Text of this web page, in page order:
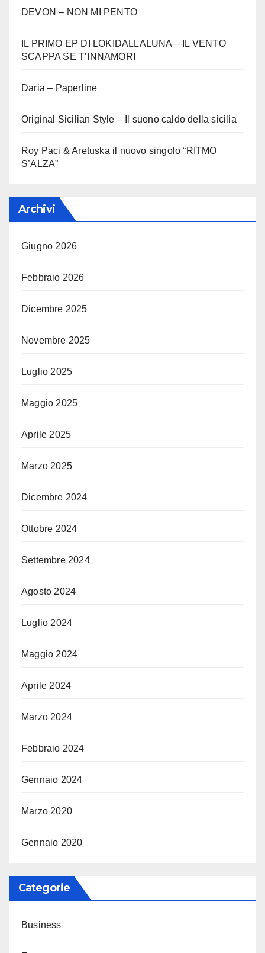
DEVON – NON MI PENTO
IL PRIMO EP DI LOKIDALLALUNA – IL VENTO
SCAPPA SE T’INNAMORI
Daria – Paperline
Original Sicilian Style – Il suono caldo della sicilia
Roy Paci & Aretuska il nuovo singolo “RITMO
S’ALZA”
Archivi
Giugno 2026
Febbraio 2026
Dicembre 2025
Novembre 2025
Luglio 2025
Maggio 2025
Aprile 2025
Marzo 2025
Dicembre 2024
Ottobre 2024
Settembre 2024
Agosto 2024
Luglio 2024
Maggio 2024
Aprile 2024
Marzo 2024
Febbraio 2024
Gennaio 2024
Marzo 2020
Gennaio 2020
Categorie
Business